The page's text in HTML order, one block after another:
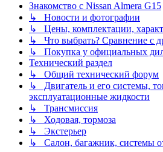
Знакомство с Nissan Almera G15
↳ Новости и фотографии
↳ Цены, комплектации,
↳ Что выбрать? Сравнение с
↳ Покупка у официальных
Технический раздел
↳ Общий технический форум
↳ Двигатель и его системы,
эксплуатационные жидкости
↳ Трансмиссия
↳ Ходовая, тормоза
↳ Экстерьер
↳ Салон, багажник, системы